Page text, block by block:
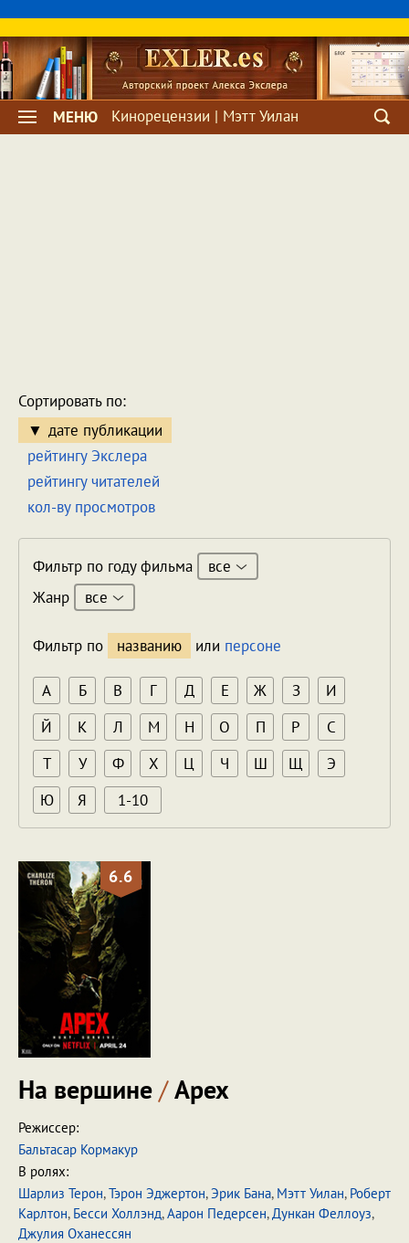
МЕНЮ Кинорецензии | Мэтт Уилан
Сортировать по:
дате публикации
рейтингу Экслера
рейтингу читателей
кол-ву просмотров
Фильтр по году фильма
все
Жанр
все
Фильтр по названию или персоне
А Б В Г Д Е Ж З
И
Й
К Л М Н О П Р
С
Т
У Ф Х Ц Ч Ш Щ
Э
Ю
Я 1-10
6.6
На вершине/Apex
Режиссер:
Бальтасар Кормакур
В ролях:
Шарлиз Терон,Тэрон Эджертон,Эрик Бана, Мэтт Уилан, Роберт
Карлтон, Бесси Холлэнд,Аарон Педерсен,Дункан Феллоуз,
Джулия Оханессян